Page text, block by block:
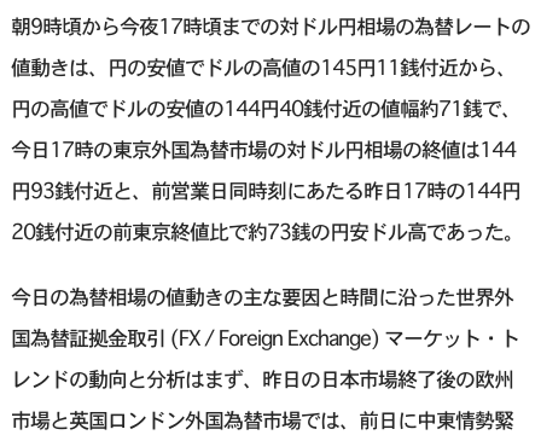
朝9時頃から今夜17時頃までの対ドル円相場の為替レートの
値動きは、円の安値でドルの高値の145円11銭付近から、
円の高値でドルの安値の144円40銭付近の値幅約71銭で、
今日17時の東京外国為替市場の対ドル円相場の終値は144
円93銭付近と、前営業日同時刻にあたる昨日17時の144円
20銭付近の前東京終値比で約73銭の円安ドル高であった。
今日の為替相場の値動きの主な要因と時間に沿った世界外
国為替証拠金取引 (FX / Foreign Exchange) マーケット・ト
レンドの動向と分析はまず、昨日の日本市場終了後の欧州
市場と英国ロンドン外国為替市場では、前日に中東情勢緊